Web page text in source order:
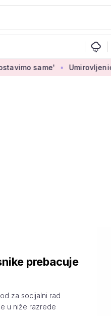
Umirovljenica Jasmina
prebacuje
za socijalni rad
u niže razrede